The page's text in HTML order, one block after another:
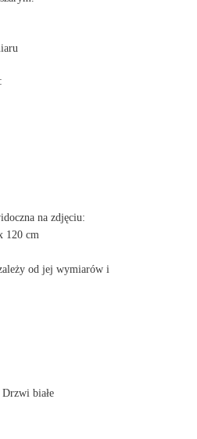
na zdjęciu:
120 cm
od jej wymiarów i